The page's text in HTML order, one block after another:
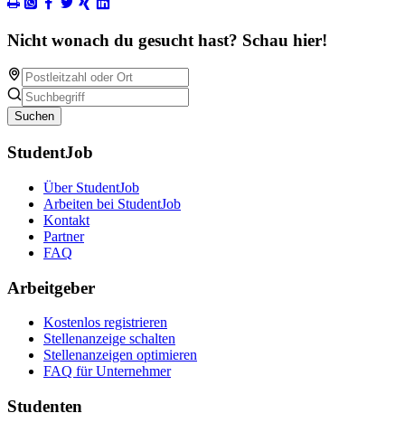
Nicht wonach du gesucht hast? Schau hier!
Suchen
StudentJob
Über StudentJob
Arbeiten bei StudentJob
Kontakt
Partner
FAQ
Arbeitgeber
Kostenlos registrieren
Stellenanzeige schalten
Stellenanzeigen optimieren
FAQ für Unternehmer
Studenten